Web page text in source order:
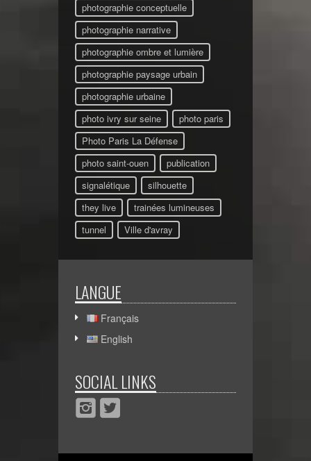
photographie conceptuelle
photographie narrative
photographie ombre et lumière
photographie paysage urbain
photographie urbaine
photo ivry sur seine
photo paris
Photo Paris La Défense
photo saint-ouen
publication
signalétique
silhouette
they live
trainées lumineuses
tunnel
Ville d'avray
LANGUE
Français
English
SOCIAL LINKS